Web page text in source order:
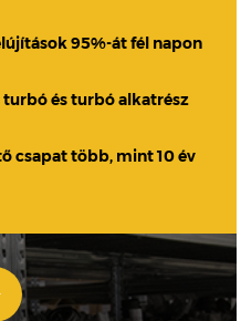
95%-át fél napon
turbó és turbó alkatrész
csapat több, mint 10 év